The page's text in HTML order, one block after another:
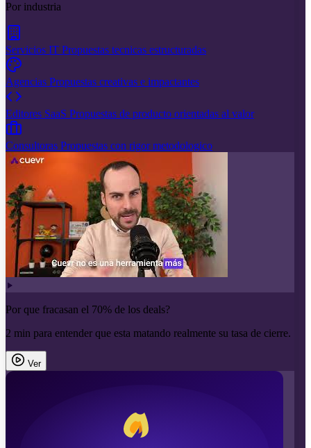
Por industria
Servicios IT Propuestas tecnicas estructuradas
Agencias Propuestas creativas e impactantes
Editores SaaS Propuestas de producto orientadas al valor
Consultoras Propuestas con rigor metodologico
Por que fracasan el 70% de los deals?
2 min para entender que esta matando realmente su tasa de cierre.
Ver